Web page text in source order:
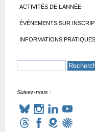
ACTIVITÉS DE L’ANNÉE
ÉVÉNEMENTS SUR
INFORMATIONS PRATIQUES
Suivez-nous :